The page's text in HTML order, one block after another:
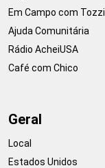
Em Campo com Tozzi
Ajuda Comunitária
Rádio AcheiUSA
Café com Chico
Geral
Local
Estados Unidos